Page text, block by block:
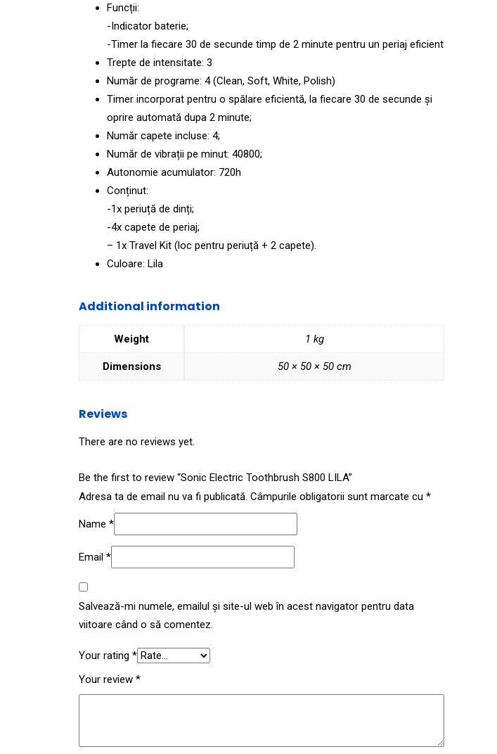
Funcții:
-Indicator baterie;
-Timer la fiecare 30 de secunde timp de 2 minute pentru un periaj eficient
Trepte de intensitate: 3
Număr de programe: 4 (Clean, Soft, White, Polish)
Timer incorporat pentru o spălare eficientă, la fiecare 30 de secunde și
oprire automată dupa 2 minute;
Număr capete incluse: 4;
Număr de vibrații pe minut: 40800;
Autonomie acumulator: 720h
Conținut:
-1x periuță de dinți;
-4x capete de periaj;
– 1x Travel Kit (loc pentru periuță + 2 capete).
Culoare: Lila
Additional information
Weight 1 kg
Dimensions 50 × 50 × 50 cm
Reviews
There are no reviews yet.
Be the first to review “Sonic Electric Toothbrush S800 LILA”
Adresa ta de email nu va fi publicată. Câmpurile obligatorii sunt marcate cu *
Name *
Email *
Salvează-mi numele, emailul și site-ul web în acest navigator pentru data
viitoare când o să comentez.
Your rating *
Your review *